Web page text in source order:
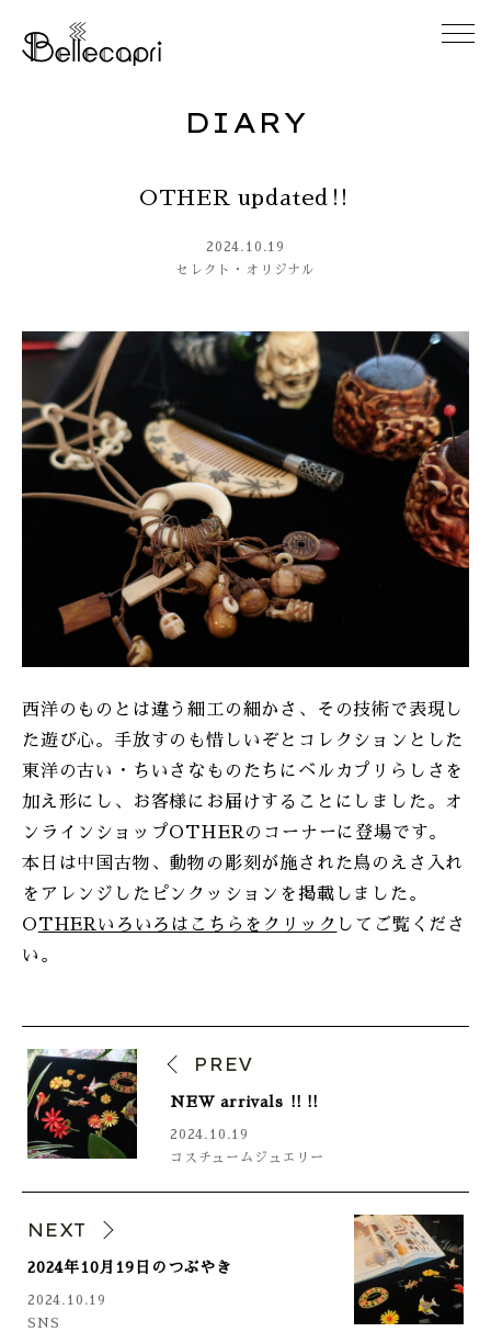
ABOUT
ACCESS
GALLERY
DIARY
CONTACT
ONLINE SHOP
DIARY
OTHER updated‼
2024.10.19
セレクト・オリジナル
西洋のものとは違う細工の細かさ、その技術で表現し
た遊び心。手放すのも惜しいぞとコレクションとした
東洋の古い・ちいさなものたちにベルカプリらしさを
加え形にし、お客様にお届けすることにしました。オ
ンラインショップOTHERのコーナーに登場です。
本日は中国古物、動物の彫刻が施された鳥のえさ入れ
をアレンジしたピンクッションを掲載しました。
OTHERいろいろはこちらをクリック してご覧くださ
い。
PREV
NEW arrivals ‼‼
2024.10.19
コスチュームジュエリー
NEXT
2024年10月19日のつぶやき
2024.10.19
SNS